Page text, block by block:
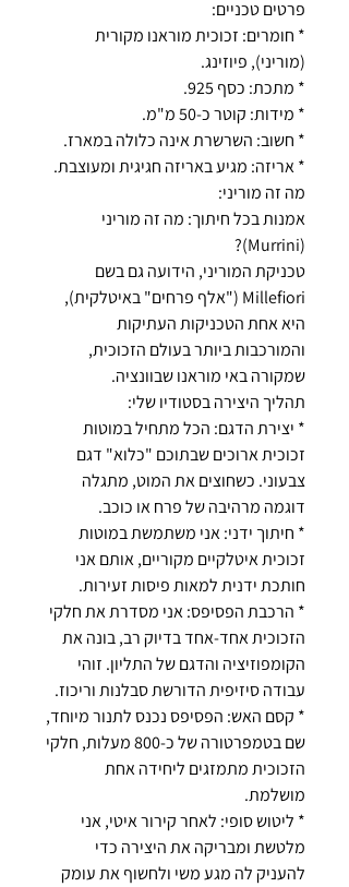
פרטים טכניים:
* חומרים: זכוכית מוראנו מקורית
(מוריני), פיוזינג.
* מתכת: כסף 925.
* מידות: קוטר כ-50 מ"מ.
* חשוב: השרשרת אינה כלולה במארז.
* אריזה: מגיע באריזה חגיגית ומעוצבת.
מה זה מוריני:
אמנות בכל חיתוך: מה זה מוריני
(Murrini)?
טכניקת המוריני, הידועה גם בשם
Millefiori ("אלף פרחים" באיטלקית),
היא אחת הטכניקות העתיקות
והמורכבות ביותר בעולם הזכוכית,
שמקורה באי מוראנו שבוונציה.
תהליך היצירה בסטודיו שלי:
* יצירת הדגם: הכל מתחיל במוטות
זכוכית ארוכים שבתוכם "כלוא" דגם
צבעוני. כשחוצים את המוט, מתגלה
דוגמה מרהיבה של פרח או כוכב.
* חיתוך ידני: אני משתמשת במוטות
זכוכית איטלקיים מקוריים, אותם אני
חותכת ידנית למאות פיסות זעירות.
* הרכבת הפסיפס: אני מסדרת את חלקי
הזכוכית אחד-אחד בדיוק רב, בונה את
הקומפוזיציה והדגם של התליון. זוהי
עבודה סיזיפית הדורשת סבלנות וריכוז.
* קסם האש: הפסיפס נכנס לתנור מיוחד,
שם בטמפרטורה של כ-800 מעלות, חלקי
הזכוכית מתמזגים ליחידה אחת
מושלמת.
* ליטוש סופי: לאחר קירור איטי, אני
מלטשת ומבריקה את היצירה כדי
להעניק לה מגע משי ולחשוף את עומק